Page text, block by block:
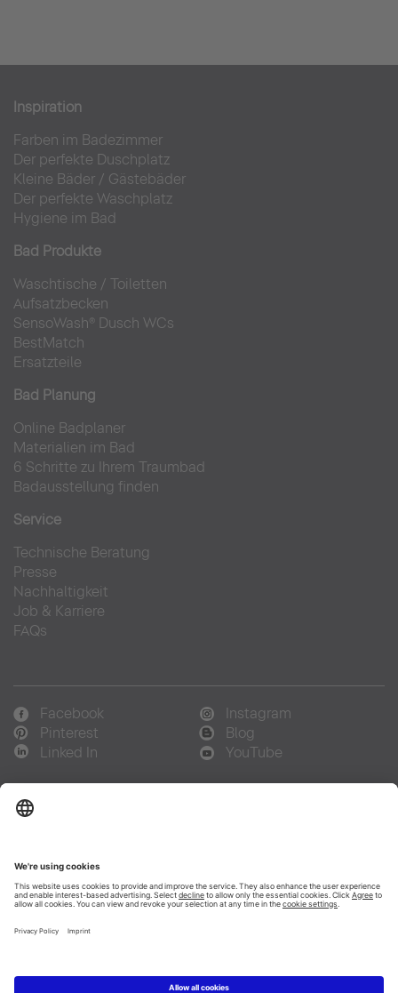
Inspiration
Farben im Badezimmer
Der perfekte Duschplatz
Kleine Bäder / Gästebäder
Der perfekte Waschplatz
Hygiene im Bad
Bad Produkte
Waschtische / Toiletten
Aufsatzbecken
SensoWash® Dusch WCs
BestMatch
Ersatzteile
Bad Planung
Online Badplaner
Materialien im Bad
6 Schritte zu Ihrem Traumbad
Badausstellung finden
Service
Technische Beratung
Presse
Nachhaltigkeit
Job & Karriere
FAQs
Facebook
Instagram
Pinterest
Blog
Linked In
YouTube
Sprachauswahl:
Français
Italiano
Hinweisgebersystem